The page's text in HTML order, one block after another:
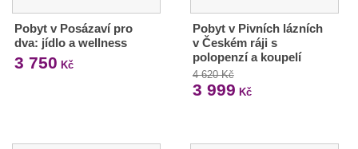
Pobyt v Posázaví pro
dva: jídlo a wellness
3 750 Kč
Pobyt v Pivních lázních
v Českém ráji s
polopenzí a koupelí
4 620 Kč
3 999 Kč